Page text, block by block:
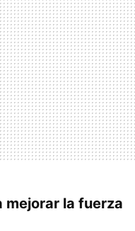
mejorar la fuerza